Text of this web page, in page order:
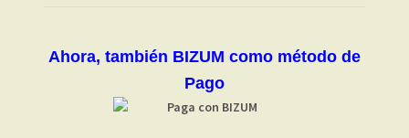
Ahora, también BIZUM como método de
Pago